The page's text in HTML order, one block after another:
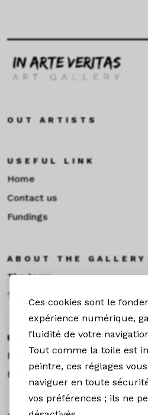
Ces cookies sont le
expérience numérique,
fluidité de votre
Tout comme la toile est
peintre, ces réglages
naviguer en toute
vos préférences ; ils ne
OUT ARTISTS
USEFUL LINK
Home
Contact us
Fundings
ABOUT THE GALLERY
The team
Toulouse
EXHIBITIONS &NEWS
Exhibitions
News